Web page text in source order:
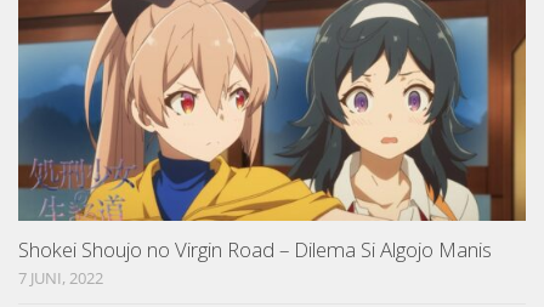
Shokei Shoujo no Virgin Road – Dilema Si Algojo Manis
7 JUNI, 2022